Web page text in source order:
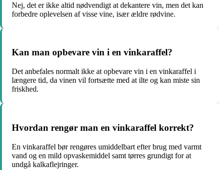
Nej, det er ikke altid nødvendigt at dekantere vin, men det kan
forbedre oplevelsen af visse vine, især ældre rødvine.
Kan man opbevare vin i en vinkaraffel?
Det anbefales normalt ikke at opbevare vin i en vinkaraffel i
længere tid, da vinen vil fortsætte med at ilte og kan miste sin
friskhed.
Hvordan rengør man en vinkaraffel korrekt?
En vinkaraffel bør rengøres umiddelbart efter brug med varmt
vand og en mild opvaskemiddel samt tørres grundigt for at
undgå kalkaflejringer.